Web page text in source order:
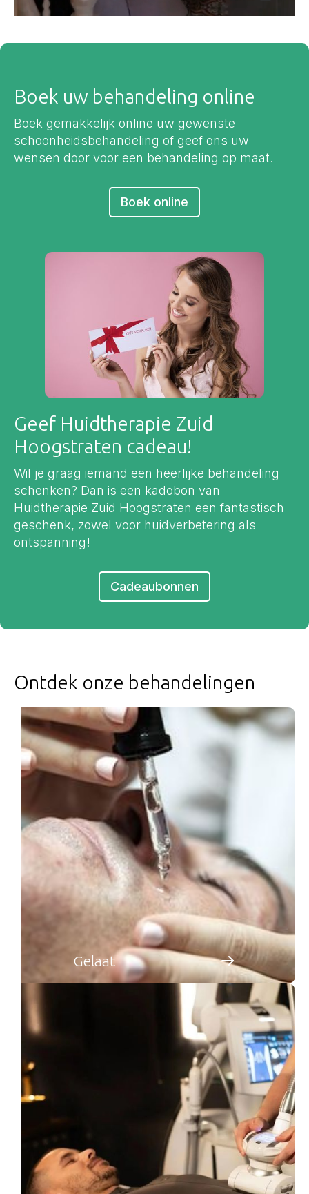
Boek uw behandeling online
Boek gemakkelijk online uw gewenste
schoonheidsbehandeling of geef ons uw
wensen door voor een behandeling op maat.
Boek online
Geef Huidtherapie Zuid
Hoogstraten cadeau!
Wil je graag iemand een heerlijke behandeling
schenken? Dan is een kadobon van
Huidtherapie Zuid Hoogstraten een fantastisch
geschenk, zowel voor huidverbetering als
ontspanning!
Cadeaubonnen
Ontdek onze behandelingen
Gelaat